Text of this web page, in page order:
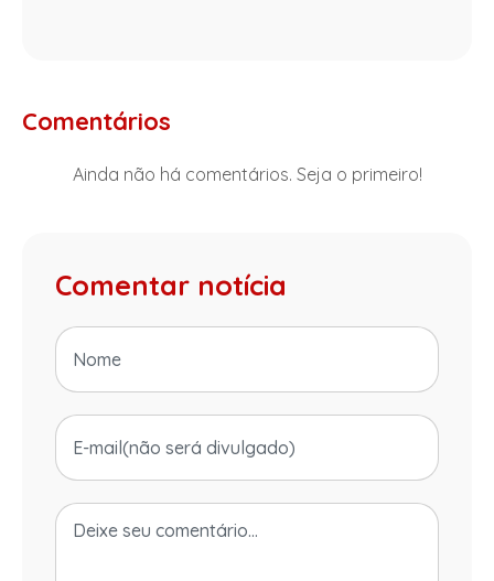
Comentários
Ainda não há comentários. Seja o primeiro!
Comentar notícia